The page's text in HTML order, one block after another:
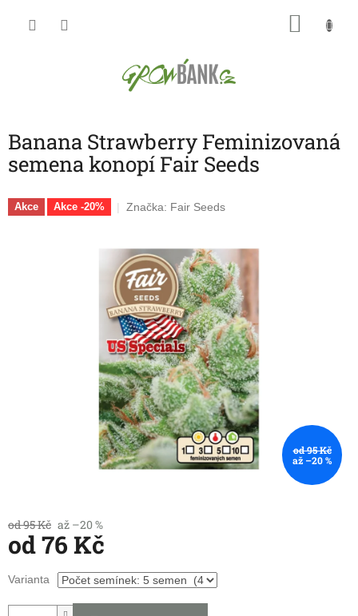
Banana Strawberry Feminizovaná
semena konopí Fair Seeds
Akce Akce -20% Značka: Fair Seeds
od 95 Kč
až –20 %
od 95 Kč až –20 %
od76 Kč
Měrná
cena:
Varianta